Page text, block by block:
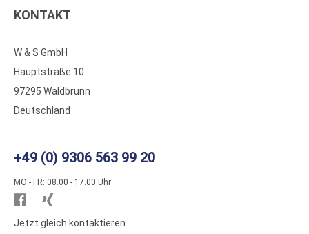
KONTAKT
W & S GmbH
Hauptstraße 10
97295 Waldbrunn
Deutschland
+49 (0) 9306 563 99 20
MO - FR: 08.00 - 17.00 Uhr
Besuchen
Sie
Sie
Jetzt gleich kontaktieren